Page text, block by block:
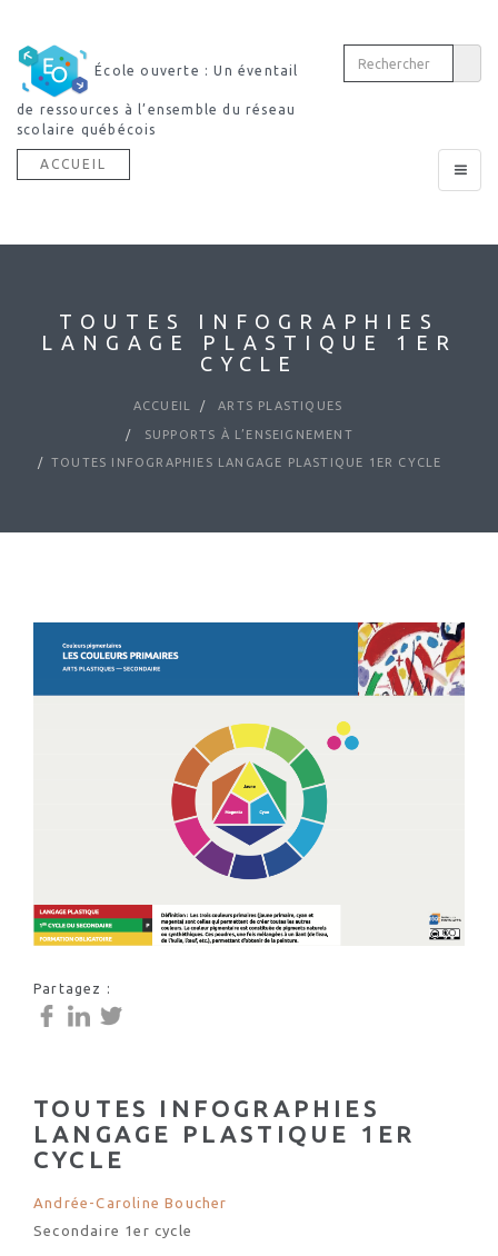
École ouverte : Un éventail
de ressources à l’ensemble du réseau
scolaire québécois
Toggle
ACCUEIL
TOUTES INFOGRAPHIES
LANGAGE PLASTIQUE 1ER
CYCLE
ACCUEIL ARTS PLASTIQUES
SUPPORTS À L’ENSEIGNEMENT
TOUTES INFOGRAPHIES LANGAGE PLASTIQUE 1ER CYCLE
Partagez :
TOUTES INFOGRAPHIES
LANGAGE PLASTIQUE 1ER
CYCLE
Andrée-Caroline Boucher
Secondaire 1er cycle